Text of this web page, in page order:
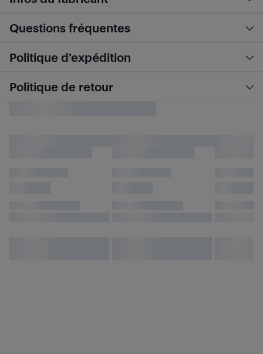
Questions fréquentes
Politique d’expédition
Politique de retour